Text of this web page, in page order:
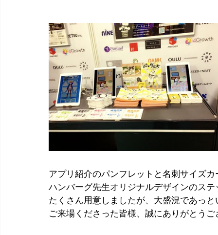
アプリ紹介のパンフレットと名刺サイズ
ハンバーグ先生オリジナルデザインのス
たくさん用意しましたが、大盛況であっ
ご来場くださった皆様、誠にありがとう